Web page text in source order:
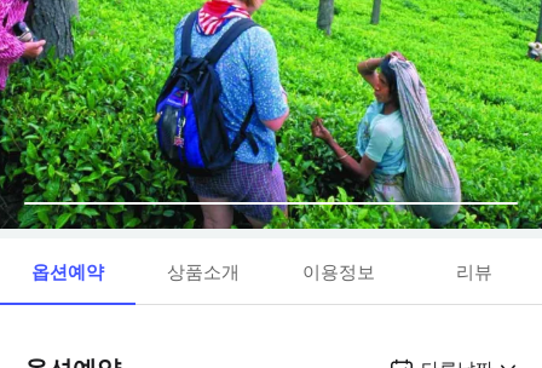
옵션예약 상품소개 이용정보 리뷰